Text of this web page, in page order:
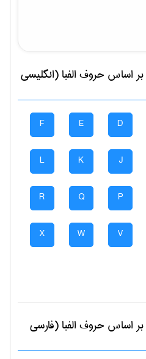
بر اساس حروف الفبا (انگلیسی
D
E
F
J
K
L
P
Q
R
V
W
X
بر اساس حروف الفبا (فارسی